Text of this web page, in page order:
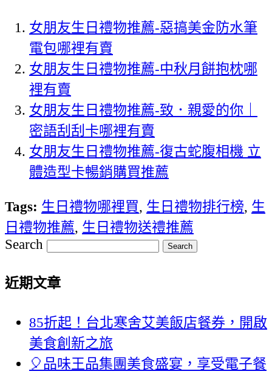
女朋友生日禮物推薦-惡搞美金防水筆
電包哪裡有賣
女朋友生日禮物推薦-中秋月餅抱枕哪
裡有賣
女朋友生日禮物推薦-致．親愛的你｜
密語刮刮卡哪裡有賣
女朋友生日禮物推薦-復古蛇腹相機 立
體造型卡暢銷購買推薦
Tags: 生日禮物哪裡買, 生日禮物排行榜, 生
日禮物推薦, 生日禮物送禮推薦
Search
近期文章
85折起！台北寒舍艾美飯店餐券，開啟
美食創新之旅
🎈品味王品集團美食盛宴，享受電子餐